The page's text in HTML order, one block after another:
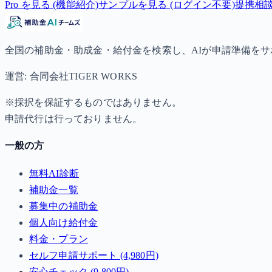
Pro を見る (機能紹介)サンプルを見る (ログイン不要)提携相
全国の補助金・助成金・給付金を検索し、AIが申請準備をサ
運営: 合同会社TIGER WORKS
※採択を保証するものではありません。
申請代行は行っておりません。
一般の方
無料AI診断
補助金一覧
募集中の補助金
個人向け給付金
料金・プラン
セルフ申請サポート (4,980円)